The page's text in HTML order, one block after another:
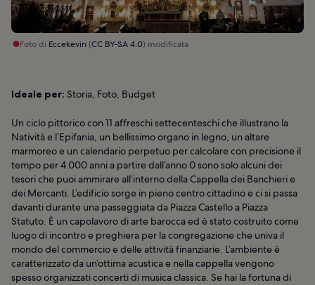
Foto di Eccekevin(CC BY-SA 4.0) modificata
Ideale per: Storia, Foto, Budget
Un ciclo pittorico con 11 affreschi settecenteschi che illustrano la
Natività e l’Epifania, un bellissimo organo in legno, un altare
marmoreo e un calendario perpetuo per calcolare con precisione il
tempo per 4.000 anni a partire dall’anno 0 sono solo alcuni dei
tesori che puoi ammirare all’interno della Cappella dei Banchieri e
dei Mercanti. L’edificio sorge in pieno centro cittadino e ci si passa
davanti durante una passeggiata da Piazza Castello a Piazza
Statuto. È un capolavoro di arte barocca ed è stato costruito come
luogo di incontro e preghiera per la congregazione che univa il
mondo del commercio e delle attività finanziarie. L’ambiente è
caratterizzato da un’ottima acustica e nella cappella vengono
spesso organizzati concerti di musica classica. Se hai la fortuna di